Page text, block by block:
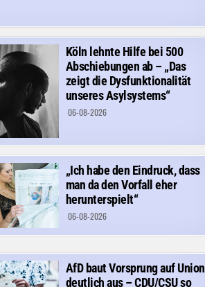
Köln lehnte Hilfe bei 500
Abschiebungen ab – „Das
zeigt die Dysfunktionalität
unseres Asylsystems“
06-08-2026
„Ich habe den Eindruck, dass
man da den Vorfall eher
herunterspielt“
06-08-2026
AfD baut Vorsprung auf Union
deutlich aus – CDU/CSU so